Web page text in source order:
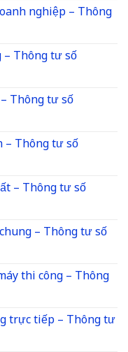
nghiệp – Thông
Thông tư số
Thông tư số
– Thông tư số
– Thông tư số
– Thông tư số
thi công – Thông
trực tiếp – Thông tư